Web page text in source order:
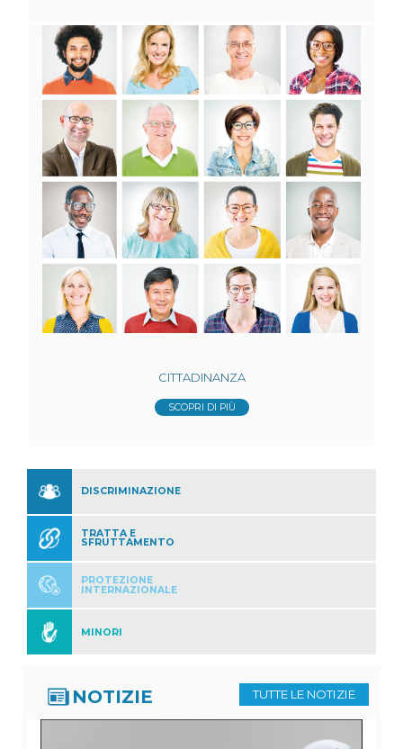
CITTADINANZA
SCOPRI DI PIÙ
DISCRIMINAZIONE
TRATTA E
SFRUTTAMENTO
PROTEZIONE
INTERNAZIONALE
MINORI
NOTIZIE TUTTE LE NOTIZIE